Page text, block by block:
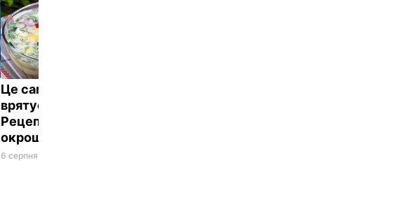
Це саме те, що
врятує у спеку.
Рецепт смачнючої
окрошки
6 серпня, 18.21